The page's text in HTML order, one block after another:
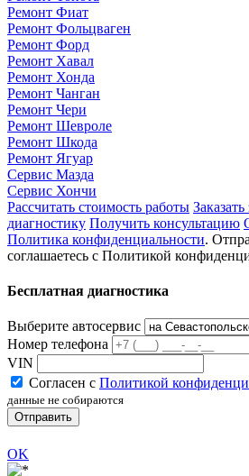
Ремонт Фиат
Ремонт Фольцваген
Ремонт Форд
Ремонт Хавал
Ремонт Хонда
Ремонт Чанган
Ремонт Чери
Ремонт Шевроле
Ремонт Шкода
Ремонт Ягуар
Сервис Мазда
Сервис Хончи
Рассчитать стоимость работы
диагностику Получить консультацию
Политика конфиденциальности.
соглашаетесь с Политикой
Бесплатная диагностика
Выберите автосервис
Номер телефона
VIN
Согласен с Политикой
данные не собираются
Отправить
OK